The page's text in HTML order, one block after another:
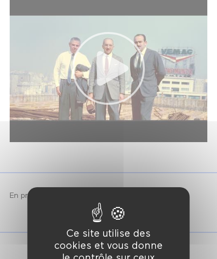
Ce site utilise des
cookies et vous donne
En présence de Denise Zmekhol. Suivi d'un débat.